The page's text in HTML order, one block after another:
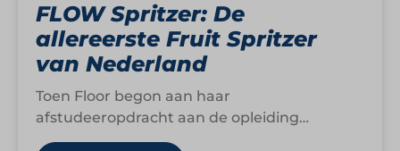
FLOW Spritzer: De
allereerste Fruit Spritzer
van Nederland
Toen Floor begon aan haar
afstudeeropdracht aan de opleiding
Ondernemerschap & Retailmanagement,